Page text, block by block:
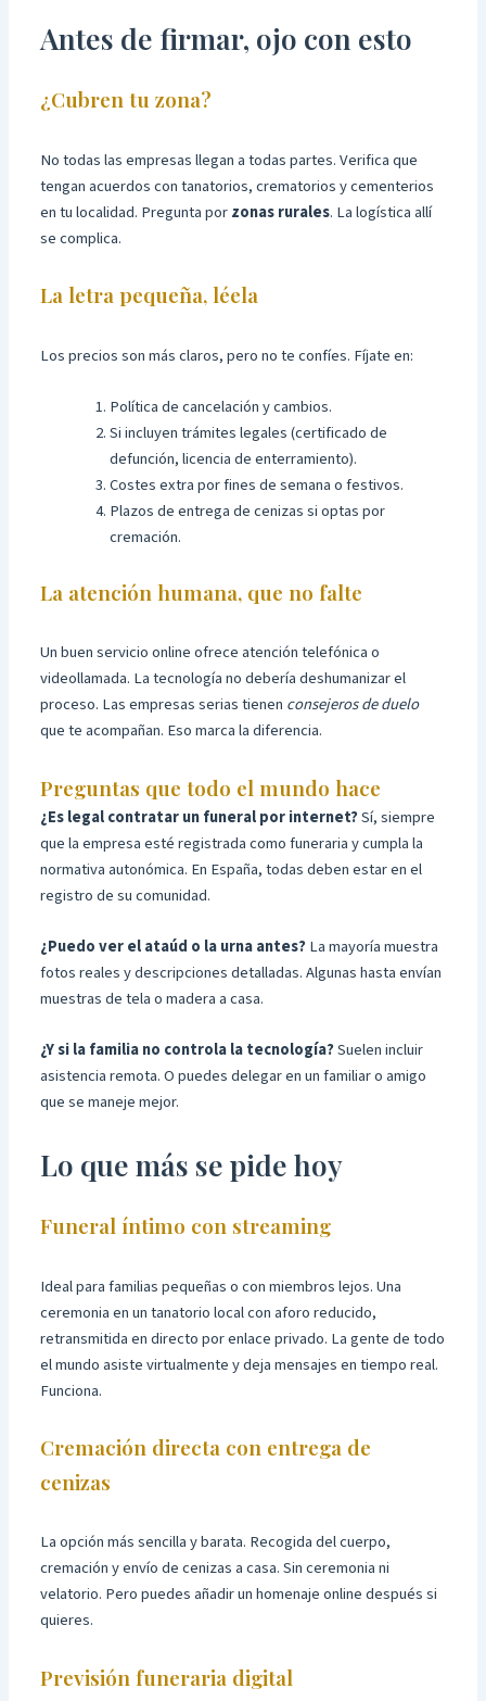
Antes de firmar, ojo con esto
¿Cubren tu zona?
No todas las empresas llegan a todas partes. Verifica que
tengan acuerdos con tanatorios, crematorios y cementerios
en tu localidad. Pregunta porzonas rurales. La logística allí
se complica.
La letra pequeña, léela
Los precios son más claros, pero no te confíes. Fíjate en:
Política de cancelación y cambios.
Si incluyen trámites legales (certificado de
defunción, licencia de enterramiento).
Costes extra por fines de semana o festivos.
Plazos de entrega de cenizas si optas por
cremación.
La atención humana, que no falte
Un buen servicio online ofrece atención telefónica o
videollamada. La tecnología no debería deshumanizar el
proceso. Las empresas serias tienen consejeros de duelo
que te acompañan. Eso marca la diferencia.
Preguntas que todo el mundo hace
¿Es legal contratar un funeral por internet?Sí, siempre
que la empresa esté registrada como funeraria y cumpla la
normativa autonómica. En España, todas deben estar en el
registro de su comunidad.
¿Puedo ver el ataúd o la urna antes?La mayoría muestra
fotos reales y descripciones detalladas. Algunas hasta envían
muestras de tela o madera a casa.
¿Y si la familia no controla la tecnología?Suelen incluir
asistencia remota. O puedes delegar en un familiar o amigo
que se maneje mejor.
Lo que más se pide hoy
Funeral íntimo con streaming
Ideal para familias pequeñas o con miembros lejos. Una
ceremonia en un tanatorio local con aforo reducido,
retransmitida en directo por enlace privado. La gente de todo
el mundo asiste virtualmente y deja mensajes en tiempo real.
Funciona.
Cremación directa con entrega de
cenizas
La opción más sencilla y barata. Recogida del cuerpo,
cremación y envío de cenizas a casa. Sin ceremonia ni
velatorio. Pero puedes añadir un homenaje online después si
quieres.
Previsión funeraria digital